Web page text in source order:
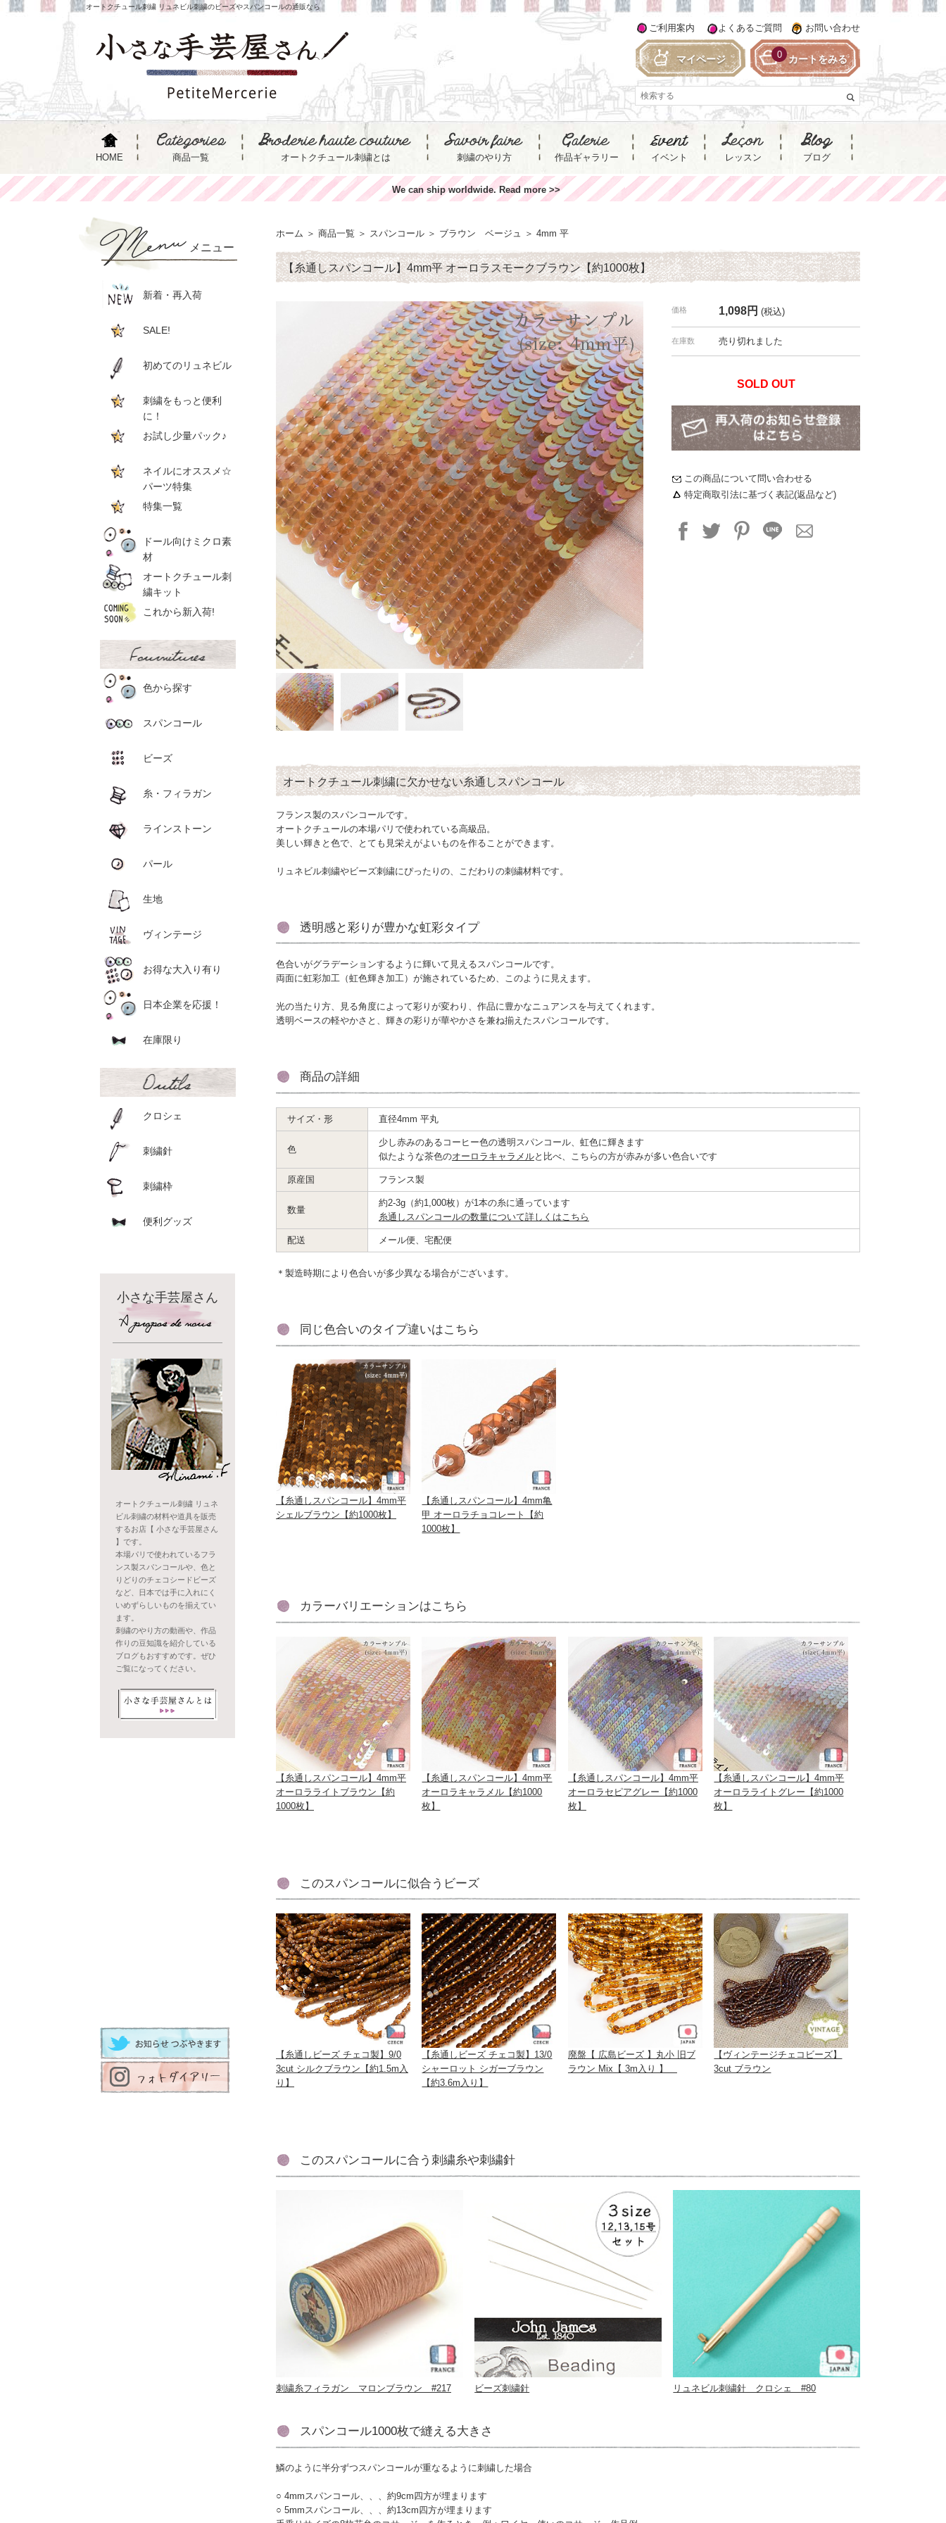
オートクチュール刺繍 リュネビル刺繍のビーズやスパンコールの通販なら
HOME 商品一覧 オートクチュール刺繍とは 刺繍のやり方 作品ギャラリー イベント レッスン ブログ
ご利用案内 よくあるご質問 お問い合わせ
マイページ カートをみる
0
We can ship worldwide. Read more >>
ホーム ＞ 商品一覧 ＞ スパンコール ＞ ブラウン ベージュ ＞ 4mm 平
【糸通しスパンコール】4mm平 オーロラスモークブラウン【約1000枚】
価格 1,098円 (税込)
在庫数 売り切れました
SOLD OUT
この商品について問い合わせる
特定商取引法に基づく表記(返品など)
オートクチュール刺繍に欠かせない糸通しスパンコール
フランス製のスパンコールです。
オートクチュールの本場パリで使われている高級品。
美しい輝きと色で、とても見栄えがよいものを作ることができます。
リュネビル刺繍やビーズ刺繍にぴったりの、こだわりの刺繍材料です。
透明感と彩りが豊かな虹彩タイプ
色合いがグラデーションするように輝いて見えるスパンコールです。
両面に虹彩加工（虹色輝き加工）が施されているため、このように見えます。
光の当たり方、見る角度によって彩りが変わり、作品に豊かなニュアンスを与えてくれます。
透明ベースの軽やかさと、輝きの彩りが華やかさを兼ね揃えたスパンコールです。
商品の詳細
サイズ・形 直径4mm 平丸
色
少し赤みのあるコーヒー色の透明スパンコール、虹色に輝きます
似たような茶色のオーロラキャラメルと比べ、こちらの方が赤みが多い色合いです
原産国 フランス製
数量
約2-3g（約1,000枚）が1本の糸に通っています
糸通しスパンコールの数量について詳しくはこちら
配送 メール便、宅配便
＊製造時期により色合いが多少異なる場合がございます。
同じ色合いのタイプ違いはこちら
【糸通しスパンコール】4mm平
シェルブラウン【約1000枚】
【糸通しスパンコール】4mm亀
甲 オーロラチョコレート【約
1000枚】
カラーバリエーションはこちら
【糸通しスパンコール】4mm平
オーロラライトブラウン【約
1000枚】
【糸通しスパンコール】4mm平
オーロラキャラメル【約1000
枚】
【糸通しスパンコール】4mm平
オーロラセピアグレー【約1000
枚】
【糸通しスパンコール】4mm平
オーロラライトグレー【約1000
枚】
このスパンコールに似合うビーズ
【糸通しビーズ チェコ製】9/0
3cut シルクブラウン【約1.5m入
り】
【糸通しビーズ チェコ製】13/0
シャーロット シガーブラウン
【約3.6m入り】
廃盤【 広島ビーズ 】丸小 旧ブ
ラウン Mix【 3m入り 】
【ヴィンテージチェコビーズ】
3cut ブラウン
このスパンコールに合う刺繍糸や刺繍針
刺繍糸フィラガン マロンブラウン #217 ビーズ刺繍針 リュネビル刺繍針 クロシェ #80
スパンコール1000枚で縫える大きさ
鱗のように半分ずつスパンコールが重なるように刺繍した場合
4mmスパンコール、、、約9cm四方が埋まります
5mmスパンコール、、、約13cm四方が埋まります
メニュー
新着・再入荷
SALE!
初めてのリュネビル
刺繍をもっと便利
に！
お試し少量パック♪
ネイルにオススメ☆
パーツ特集
特集一覧
ドール向けミクロ素
材
オートクチュール刺
繍キット
これから新入荷!
色から探す
スパンコール
ビーズ
糸・フィラガン
ラインストーン
パール
生地
ヴィンテージ
お得な大入り有り
日本企業を応援！
在庫限り
クロシェ
刺繍針
刺繍枠
便利グッズ
小さな手芸屋さん
オートクチュール刺繍 リュネ
ビル刺繍の材料や道具を販売
するお店【 小さな手芸屋さん
】です。
本場パリで使われているフラ
ンス製スパンコールや、色と
りどりのチェコシードビーズ
など、日本では手に入れにく
いめずらしいものを揃えてい
ます。
刺繍のやり方の動画や、作品
作りの豆知識を紹介している
ブログもおすすめです。ぜひ
ご覧になってください。